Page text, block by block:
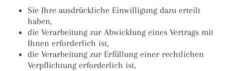
Sie Ihre ausdrückliche Einwilligung dazu erteilt
haben,
die Verarbeitung zur Abwicklung eines Vertrags mit
Ihnen erforderlich ist,
die Verarbeitung zur Erfüllung einer rechtlichen
Verpflichtung erforderlich ist,